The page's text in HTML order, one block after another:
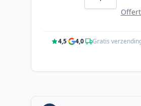
4,5· 4,0· Gratis